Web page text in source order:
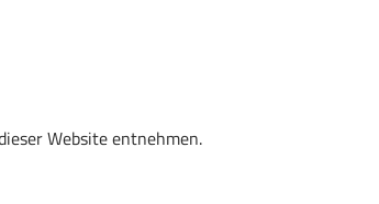
Website entnehmen.